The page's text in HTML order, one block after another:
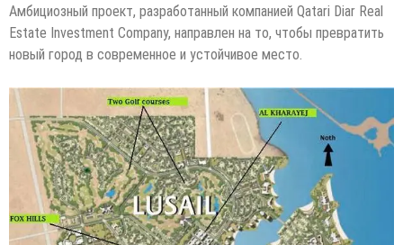
Амбициозный проект, разработанный компанией Qatari Diar Real
Estate Investment Company, направлен на то, чтобы превратить
новый город в современное и устойчивое место.